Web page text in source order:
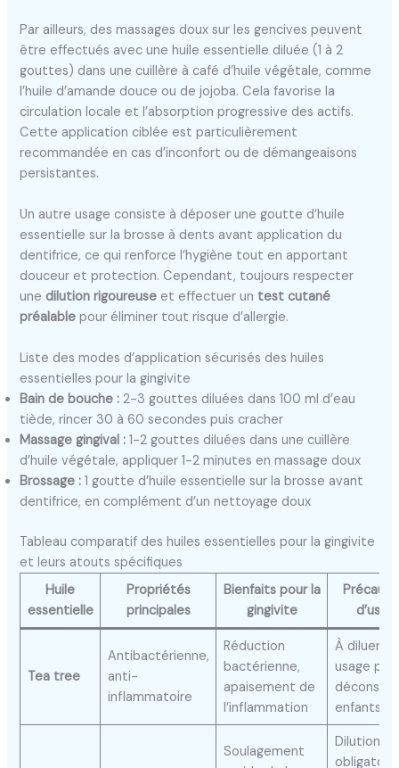
Par ailleurs, des massages doux sur les gencives peuvent
être effectués avec une huile essentielle diluée (1 à 2
gouttes) dans une cuillère à café d’huile végétale, comme
l’huile d’amande douce ou de jojoba. Cela favorise la
circulation locale et l’absorption progressive des actifs.
Cette application ciblée est particulièrement
recommandée en cas d’inconfort ou de démangeaisons
persistantes.
Un autre usage consiste à déposer une goutte d’huile
essentielle sur la brosse à dents avant application du
dentifrice, ce qui renforce l’hygiène tout en apportant
douceur et protection. Cependant, toujours respecter
unedilution rigoureuse et effectuer un test cutané
préalable pour éliminer tout risque d’allergie.
Liste des modes d’application sécurisés des huiles
essentielles pour la gingivite
Bain de bouche : 2-3 gouttes diluées dans 100 ml d’eau
tiède, rincer 30 à 60 secondes puis cracher
Massage gingival : 1-2 gouttes diluées dans une cuillère
d’huile végétale, appliquer 1-2 minutes en massage doux
Brossage : 1 goutte d’huile essentielle sur la brosse avant
dentifrice, en complément d’un nettoyage doux
Tableau comparatif des huiles essentielles pour la gingivite
et leurs atouts spécifiques
Huile
essentielle
Propriétés
principales
Bienfaits pour la
gingivite
Tea tree
Antibactérienne,
anti-
inflammatoire
Réduction
bactérienne,
apaisement de
l’inflammation
À diluer,
usage pur,
enfants
Soulagement
Dilution